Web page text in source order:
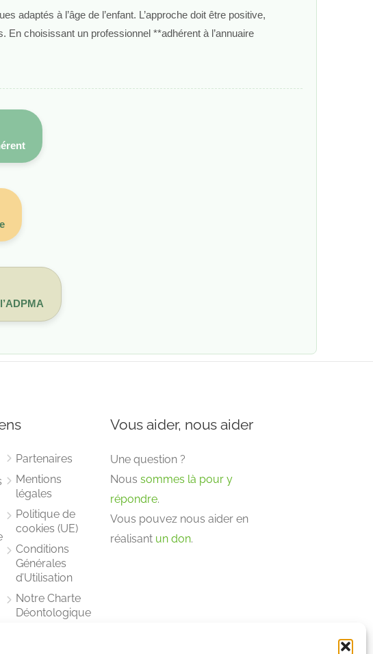
adaptés à l’âge de l’enfant. L’approche doit être positive,
En choisissant un professionnel **adhérent à l’annuaire
Partenaires
Mentions
légales
Politique de
cookies (UE)
Conditions
Générales
d’Utilisation
Notre Charte
Déontologique
Vous aider, nous aider
Une question ?
Nous sommes là pour y
répondre.
Vous pouvez nous aider en
réalisant un don.